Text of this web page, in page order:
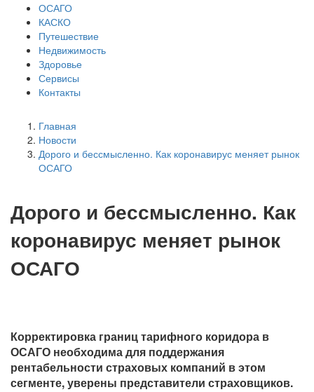
ОСАГО
КАСКО
Путешествие
Недвижимость
Здоровье
Сервисы
Контакты
Главная
Новости
Дорого и бессмысленно. Как коронавирус меняет рынок
ОСАГО
Дорого и бессмысленно. Как
коронавирус меняет рынок
ОСАГО
Корректировка границ тарифного коридора в
ОСАГО необходима для поддержания
рентабельности страховых компаний в этом
сегменте, уверены представители страховщиков.